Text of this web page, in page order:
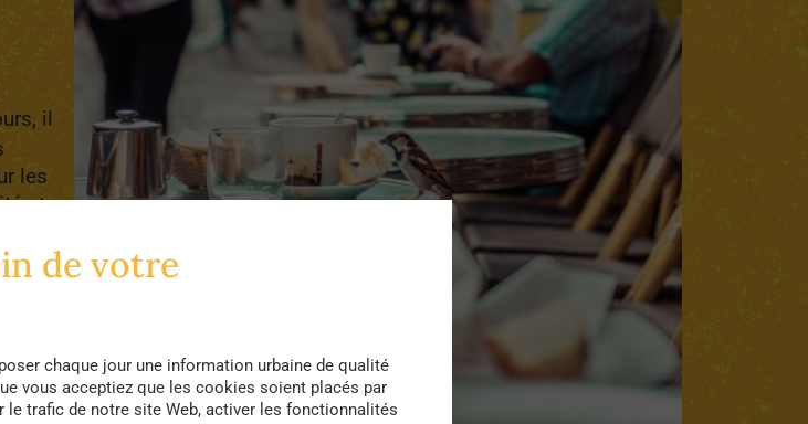
il
les
et
à
de votre
chaque jour une information urbaine de qualité
vous acceptiez que les cookies soient placés par
le trafic de notre site Web, activer les fonctionnalités